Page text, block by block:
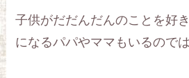
子供がだだんだんのことを好
になるパパやママもいるので